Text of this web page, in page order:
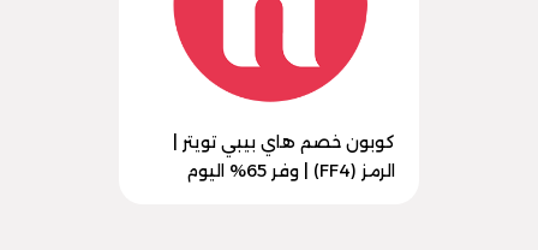
كوبون خصم هاي بيبي تويتر |
الرمز (FF4) | وفر 65% اليوم